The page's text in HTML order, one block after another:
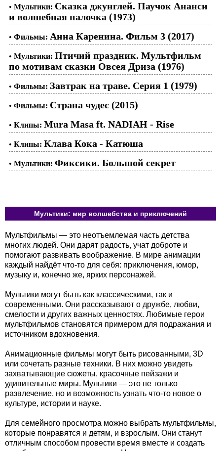
• Мультики: Сказка джунглей. Паучок Ананси
и волшебная палочка (1973)
• Фильмы: Анна Каренина. Фильм 3 (2017)
• Мультики: Птичий праздник. Мультфильм
по мотивам сказки Овсея Дриза (1976)
• Фильмы: Завтрак на траве. Серия 1 (1979)
• Фильмы: Страна чудес (2015)
• Клипы: Mura Masa ft. NADIAH - Rise
• Клипы: Клава Кока - Катюша
• Мультики: Фиксики. Большой секрет
Мультики: мир волшебства и приключений
Мультфильмы — это неотъемлемая часть детства
многих людей. Они дарят радость, учат доброте и
помогают развивать воображение. В мире анимации
каждый найдёт что-то для себя: приключения, юмор,
музыку и, конечно же, ярких персонажей.
Мультики могут быть как классическими, так и
современными. Они рассказывают о дружбе, любви,
смелости и других важных ценностях. Любимые герои
мультфильмов становятся примером для подражания и
источником вдохновения.
Анимационные фильмы могут быть рисованными, 3D
или сочетать разные техники. В них можно увидеть
захватывающие сюжеты, красочные пейзажи и
удивительные миры. Мультики — это не только
развлечение, но и возможность узнать что-то новое о
культуре, истории и науке.
Для семейного просмотра можно выбрать мультфильмы,
которые понравятся и детям, и взрослым. Они станут
отличным способом провести время вместе и создать